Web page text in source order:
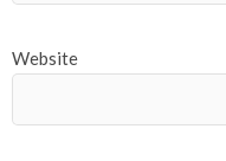
Website